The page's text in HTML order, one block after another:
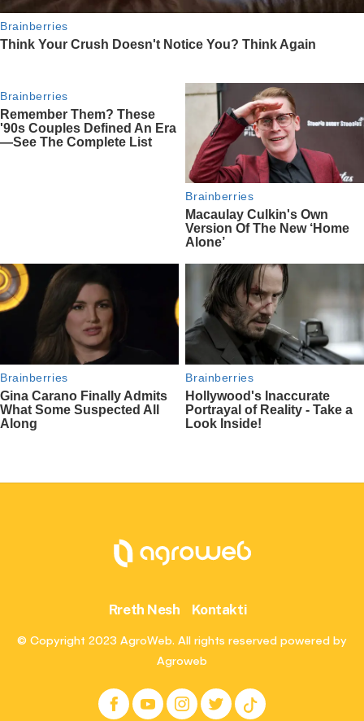
Rreth Nesh Kontakti
© Copyright 2023 AgroWeb. All rights reserved powered by
Agroweb